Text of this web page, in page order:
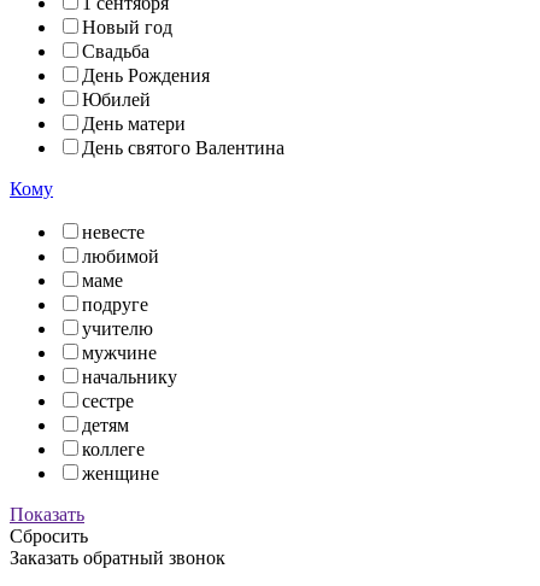
Новый год
Свадьба
День Рождения
Юбилей
День матери
День святого Валентина
Кому
невесте
любимой
маме
подруге
учителю
мужчине
начальнику
сестре
детям
коллеге
женщине
Показать
Сбросить
Заказать обратный звонок